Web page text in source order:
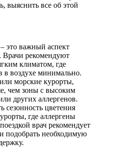
выяснить все об этой
это важный аспект
Врачи рекомендуют
климатом, где
в воздухе минимально.
морские курорты,
чем зоны с высоким
других аллергенов.
сезонность цветения
где аллергены
врач рекомендует
подобрать необходимую